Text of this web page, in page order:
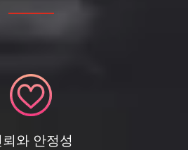
와 안정성